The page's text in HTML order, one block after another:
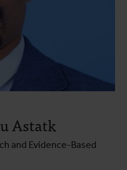
Astatk
and Evidence-Based